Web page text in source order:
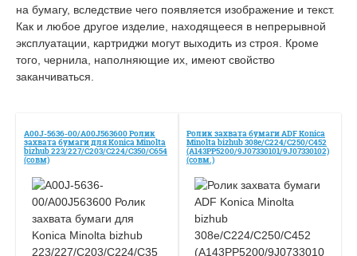
на бумагу, вследствие чего появляется изображение и текст.
Как и любое другое изделие, находящееся в непрерывной
эксплуатации, картриджи могут выходить из строя. Кроме
того, чернила, наполняющие их, имеют свойство
заканчиваться.
A00J-5636-00/A00J563600 Ролик
захвата бумаги для Konica Minolta
bizhub 223/227/C203/C224/C350/C654
(совм)
Ролик захвата бумаги ADF Konica
Minolta bizhub 308e/C224/C250/C452
(A143PP5200/9J07330101/9J07330102)
(совм.)